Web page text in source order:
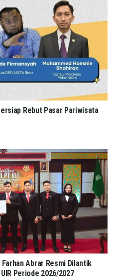
Rebut Pasar Pariwisata
Abrar Resmi Dilantik
Periode 2026/2027